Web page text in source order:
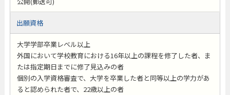
出願資格
大学学部卒業レベル以上
外国において学校教育における16年以上の課程を修了した者、ま
たは指定期日までに修了見込みの者
個別の入学資格審査で、大学を卒業した者と同等以上の学力があ
ると認められた者で、22歳以上の者